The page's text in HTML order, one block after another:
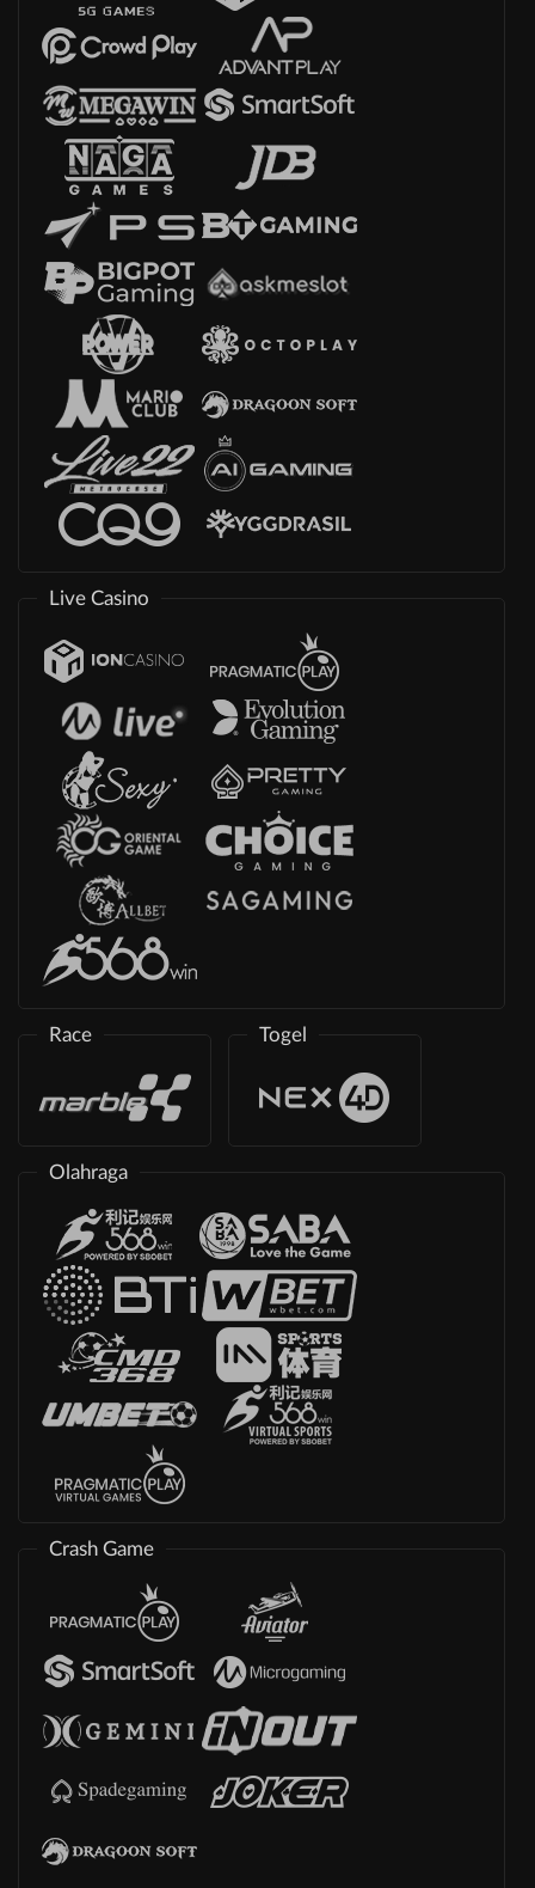
Live Casino
Race Togel
Olahraga
Crash Game